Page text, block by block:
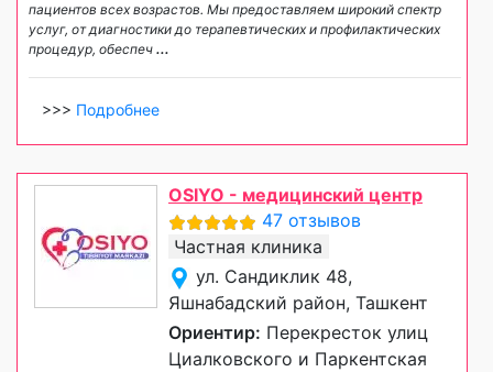
пациентов всех возрастов. Мы предоставляем широкий спектр
услуг, от диагностики до терапевтических и профилактических
процедур, обеспеч ...
>>> Подробнее
OSIYO - медицинский центр
47 отзывов
Частная клиника
ул. Сандиклик 48,
Яшнабадский район, Ташкент
Ориентир: Перекресток улиц
Циалковского и Паркентская